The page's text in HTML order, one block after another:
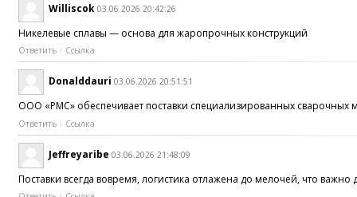
Williscok 03.06.2026 20:42:26
Никелевые сплавы — основа для жаропрочных конструкций
Ответить Ссылка
Donalddauri 03.06.2026 20:51:51
ООО «РМС» обеспечивает поставки специализированных сварочных
Ответить Ссылка
Jeffreyaribe 03.06.2026 21:48:09
Поставки всегда вовремя, логистика отлажена до мелочей, что